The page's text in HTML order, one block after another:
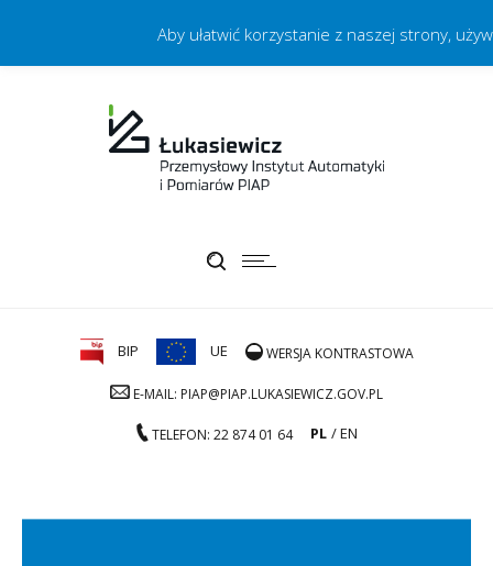
BIP UE WERSJA KONTRASTOWA
E-MAIL: PIAP@PIAP.LUKASIEWICZ.GOV.PL
TELEFON: 22 874 01 64 PL EN
Aby ułatwić korzystanie z naszej strony,